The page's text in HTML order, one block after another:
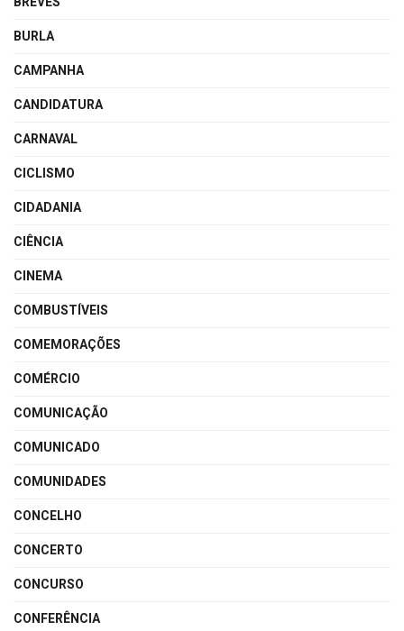
BURLA
CAMPANHA
CANDIDATURA
CARNAVAL
CICLISMO
CIDADANIA
CIÊNCIA
CINEMA
COMBUSTÍVEIS
COMEMORAÇÕES
COMÉRCIO
COMUNICAÇÃO
COMUNICADO
COMUNIDADES
CONCELHO
CONCERTO
CONCURSO
CONFERÊNCIA